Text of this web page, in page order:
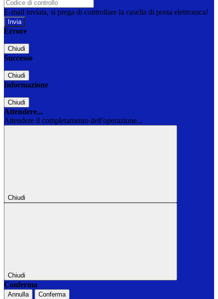
E-mail inviata, si prega di controllare la casella di posta elettronica!
Errore
Chiudi
Successo
Chiudi
Informazione
Chiudi
Attendere...
Attendere il completamento dell'operazione...
Chiudi
Chiudi
Conferma
Annulla Conferma